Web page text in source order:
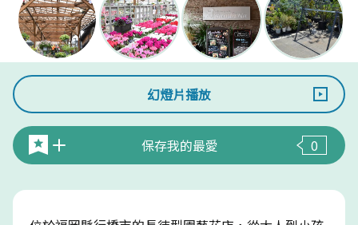
幻燈片播放
保存我的最愛 0